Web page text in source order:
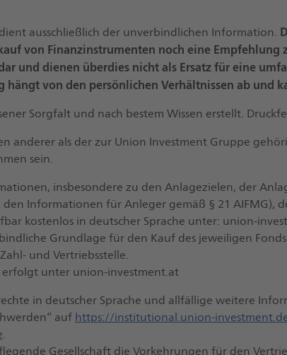
ausschließlich der unverbindlichen Information.
von Finanzinstrumenten noch eine
und dienen überdies nicht als Ersatz für eine
hängt von den persönlichen Verhältnissen ab
Sorgfalt und nach bestem Wissen erstellt.
anderer als der zur Union Investment Gruppe
sein.
insbesondere zu den Anlagezielen, der
Informationen für Anleger gemäß § 21
kostenlos in deutscher Sprache unter: union-
Grundlage für den Kauf des jeweiligen
und Vertriebsstelle.
erfolgt unter union-investment.at
in deutscher Sprache und allfällige weitere
auf https://institutional.union-
Gesellschaft die Vorkehrungen für den